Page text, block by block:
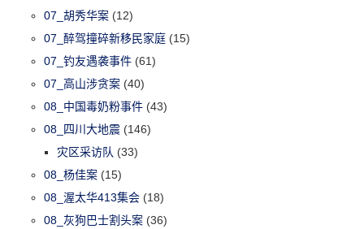
07_胡秀华案 (12)
07_醉驾撞碎新移民家庭 (15)
07_钓友遇袭事件 (61)
07_高山涉贪案 (40)
08_中国毒奶粉事件 (43)
08_四川大地震 (146)
灾区采访队 (33)
08_杨佳案 (15)
08_渥太华413集会 (18)
08_灰狗巴士割头案 (36)